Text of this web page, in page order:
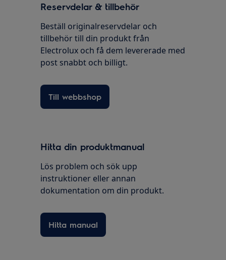
Reservdelar & tillbehör
Beställ originalreservdelar och
tillbehör till din produkt från
Electrolux och få dem levererade med
post snabbt och billigt.
Till webbshop
Hitta din produktmanual
Lös problem och sök upp
instruktioner eller annan
dokumentation om din produkt.
Hitta manual